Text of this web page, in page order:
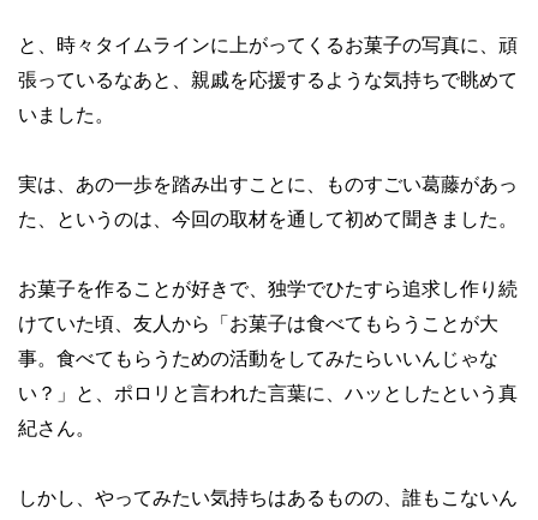
と、時々タイムラインに上がってくるお菓子の写真に、頑
張っているなあと、親戚を応援するような気持ちで眺めて
いました。
実は、あの一歩を踏み出すことに、ものすごい葛藤があっ
た、というのは、今回の取材を通して初めて聞きました。
お菓子を作ることが好きで、独学でひたすら追求し作り続
けていた頃、友人から「お菓子は食べてもらうことが大
事。食べてもらうための活動をしてみたらいいんじゃな
い？」と、ポロリと言われた言葉に、ハッとしたという真
紀さん。
しかし、やってみたい気持ちはあるものの、誰もこないん